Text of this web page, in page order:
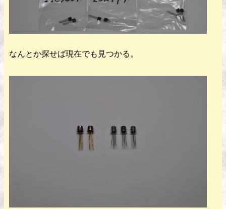
なんとか探せば現在でも見つかる。